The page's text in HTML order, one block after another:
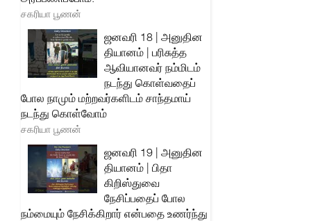
சகரியா பூணன்
ஜனவரி 18 | அனுதின
தியானம் | பரிசுத்த
ஆவியானவர் நம்மிடம்
நடந்து கொள்வதைப்
போல நாமும் மற்றவர்களிடம் சாந்தமாய்
நடந்து கொள்வோம்
சகரியா பூணன்
ஜனவரி 19 | அனுதின
தியானம் | பிதா
கிறிஸ்துவை
நேசிப்பதைப் போல
நம்மையும் நேசிக்கிறார் என்பதை உணர்ந்து